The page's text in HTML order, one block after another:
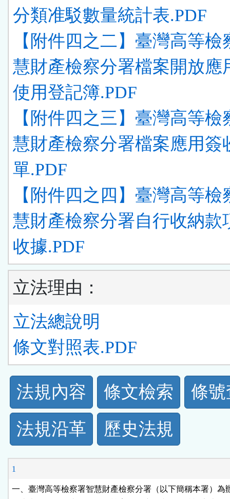
分類准駁數量統計表.PDF
【附件四之二】臺灣高等檢
慧財產檢察分署檔案開放應
使用登記簿.PDF
【附件四之三】臺灣高等檢
慧財產檢察分署檔案應用簽
單.PDF
【附件四之四】臺灣高等檢
慧財產檢察分署自行收納款
收據.PDF
立法理由：
立法總說明
條文對照表.PDF
法
規
功
能
按
法規內容 條文檢索
條
法規沿革
歷史法規
1
一、臺灣高等檢察署智慧財產檢察分署（以下簡稱本署）為